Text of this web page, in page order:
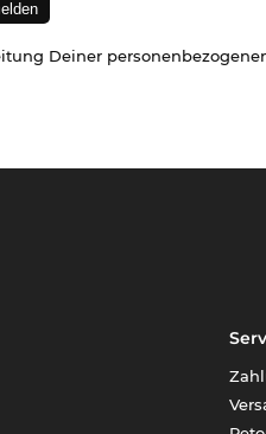
Deiner